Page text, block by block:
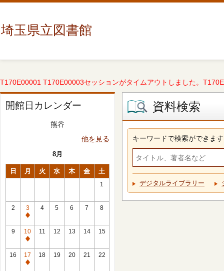
埼玉県立図書館
T170E00001 T170E00003セッションがタイムアウトしました。
開館日カレンダー
熊谷
他を見る
8月
日 月 火 水 木 金 土
1
2
3
休
館
日
4 5 6 7 8
9
10
休
館
日
11 12 13 14 15
16
17
休
18 19 20 21 22
資料検索
キーワードで検索ができます
デジタルライブラリー